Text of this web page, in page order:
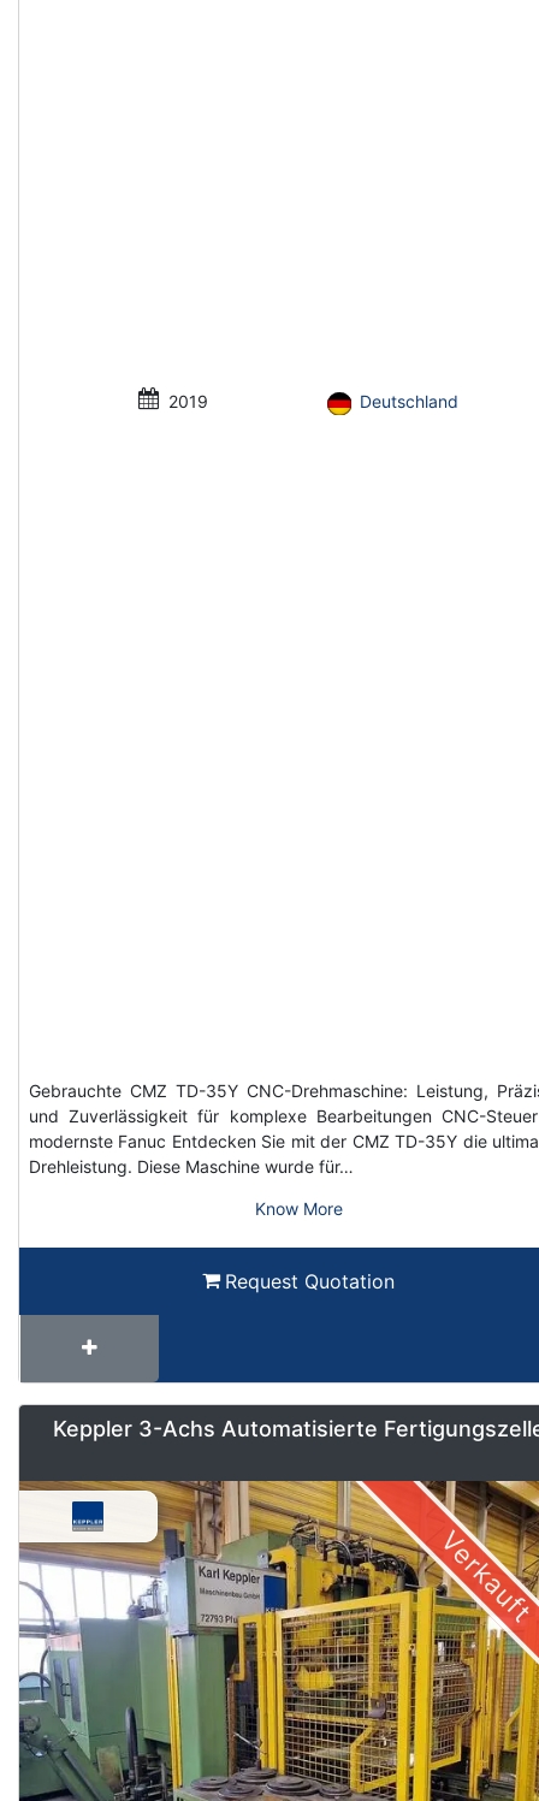
2019 Deutschland
Gebrauchte CMZ TD-35Y CNC-Drehmaschine: Leistung,
und Zuverlässigkeit für komplexe Bearbeitungen CNC-
modernste Fanuc Entdecken Sie mit der CMZ TD-35Y die
Drehleistung. Diese Maschine wurde für…
Know More
Request Quotation
Keppler 3-Achs Automatisierte
Verkauft